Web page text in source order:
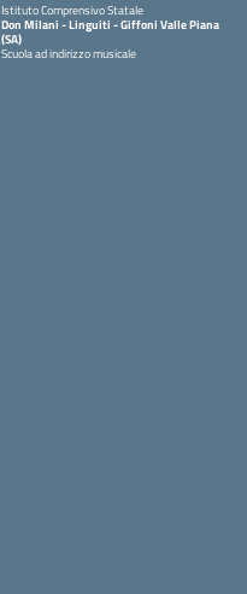
Istituto Comprensivo Statale
Don Milani - Linguiti - Giffoni Valle Piana
(SA)
Scuola ad indirizzo musicale